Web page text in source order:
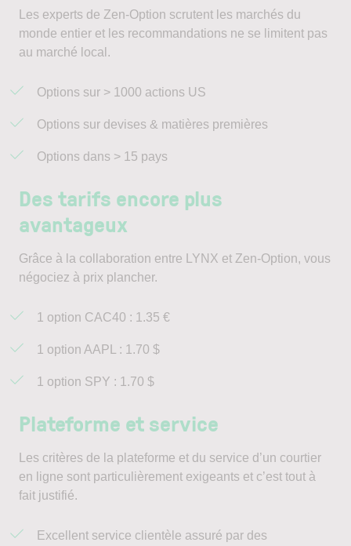
Les experts de Zen-Option scrutent les marchés du
monde entier et les recommandations ne se limitent pas
au marché local.
Options sur > 1000 actions US
Options sur devises & matières premières
Options dans > 15 pays
Des tarifs encore plus
avantageux
Grâce à la collaboration entre LYNX et Zen-Option, vous
négociez à prix plancher.
1 option CAC40 : 1.35 €
1 option AAPL : 1.70 $
1 option SPY : 1.70 $
Plateforme et service
Les critères de la plateforme et du service d’un courtier
en ligne sont particulièrement exigeants et c’est tout à
fait justifié.
Excellent service clientèle assuré par des